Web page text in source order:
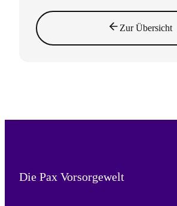
Zur Übersicht
Die Pax Vorsorgewelt